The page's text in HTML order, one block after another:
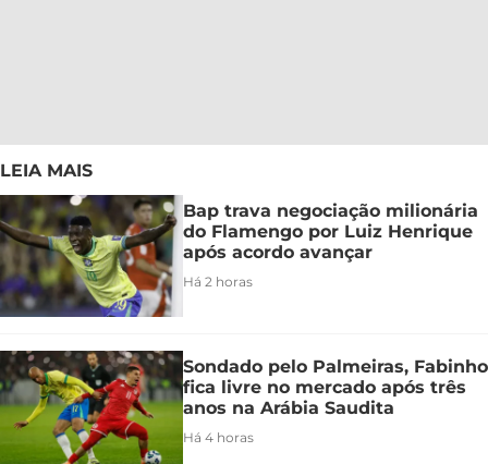
LEIA MAIS
Bap trava negociação milionária
do Flamengo por Luiz Henrique
após acordo avançar
Há 2 horas
Sondado pelo Palmeiras, Fabinho
fica livre no mercado após três
anos na Arábia Saudita
Há 4 horas